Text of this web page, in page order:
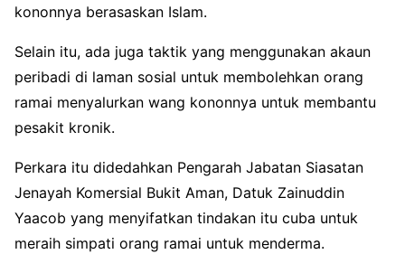
kononnya berasaskan Islam.
Selain itu, ada juga taktik yang menggunakan akaun
peribadi di laman sosial untuk membolehkan orang
ramai menyalurkan wang kononnya untuk membantu
pesakit kronik.
Perkara itu didedahkan Pengarah Jabatan Siasatan
Jenayah Komersial Bukit Aman, Datuk Zainuddin
Yaacob yang menyifatkan tindakan itu cuba untuk
meraih simpati orang ramai untuk menderma.